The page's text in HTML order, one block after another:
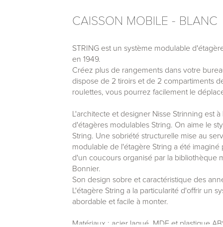
CAISSON MOBILE - BLANC
STRING est un système modulable
en 1949.
Créez plus de rangements dans votre
dispose de 2 tiroirs et de 2 compartiments
roulettes, vous pourrez facilement le
L'architecte et designer Nisse Strinning est
d'étagères modulables String. On aime le
String. Une sobriété structurelle mise au
modulable de l'étagère String a été
d'un coucours organisé par la bibliothèque
Bonnier.
Son design sobre et caractéristique des
L'étagère String a la particularité d'offrir un
abordable et facile à monter.
Matériaux : acier laqué, MDF et plastique